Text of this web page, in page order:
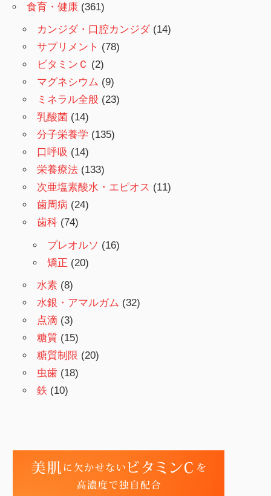
食育・健康 (361)
カンジダ・口腔カンジダ(14)
サプリメント (78)
ビタミンＣ (2)
マグネシウム (9)
ミネラル全般 (23)
乳酸菌 (14)
分子栄養学 (135)
口呼吸 (14)
栄養療法 (133)
次亜塩素酸水・エピオス (11)
歯周病 (24)
歯科 (74)
プレオルソ (16)
矯正 (20)
水素 (8)
水銀・アマルガム (32)
点滴 (3)
糖質 (15)
糖質制限 (20)
虫歯 (18)
鉄 (10)